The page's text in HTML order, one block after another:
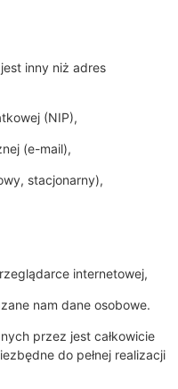
inny niż adres
(NIP),
(e-mail),
stacjonarny),
internetowej,
nam dane osobowe.
przez jest całkowicie
do pełnej realizacji